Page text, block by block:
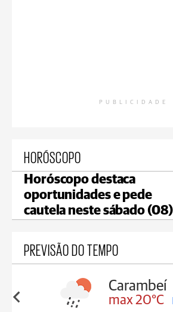
PUBLICIDADE
HORÓSCOPO
Horóscopo destaca
oportunidades e pede
cautela neste sábado (08)
PREVISÃO DO TEMPO
18°C
Carambeí
max 20°C